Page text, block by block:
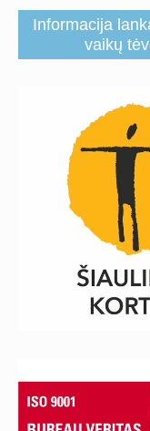
Informacija
vaikų